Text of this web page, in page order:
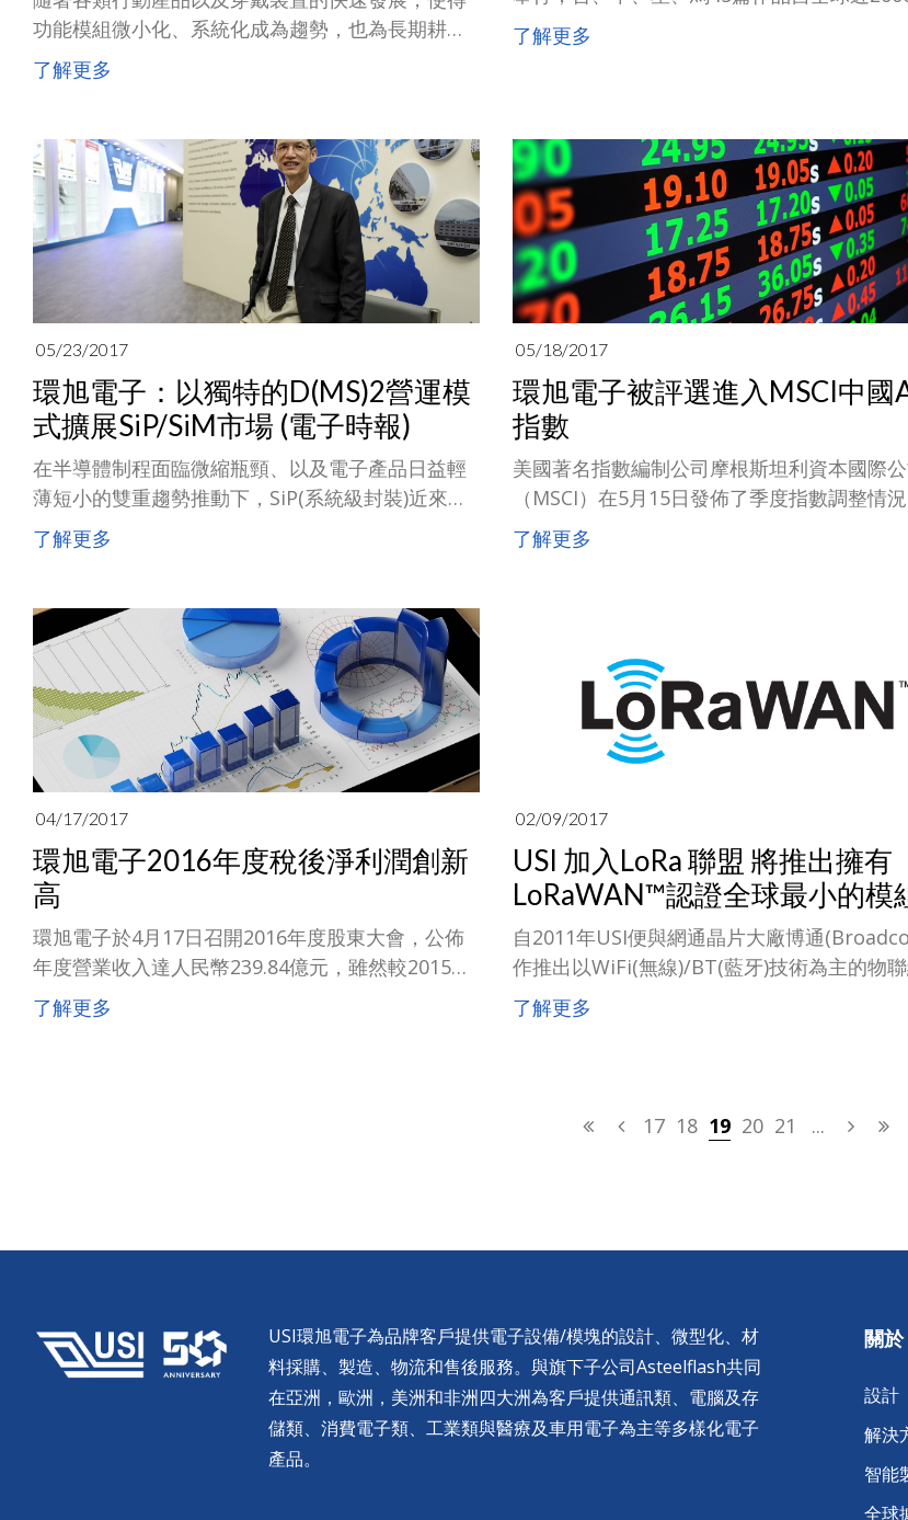
功能模組微小化、系統化成為趨勢，也為長期耕耘
SiP/SiM市場的環旭電子(USI)帶來全新的成長契
機。特別是，藉由與日月光集團資源的整合，已使
能力為其競逐新一代行動智能終端裝置市場的利
器。同時，環旭亦將專注於開發完整的解決方案，
整合軟硬體能力，以此差異化優勢創造更高的附加
價值。
了解更多
品脫穎而出。全球電子設計製造大廠USI環旭
台子公司環鴻科技，自2007年贊助明道中學主
了解更多
05/23/2017
環旭電子：以獨特的D(MS)2營運模
式擴展SiP/SiM市場 (電子時報)
在半導體制程面臨微縮瓶頸、以及電子產品日益輕
薄短小的雙重趨勢推動下，SiP(系統級封裝)近來成
為產業發展的重要焦點。日月光集團旗下的環旭電
子(USI)，其前身為環隆電氣公司，透過結合集團資
現了亮眼的營運表現，在去年全年及今年第一季都
創下淨利大幅成長的佳績。
了解更多
05/18/2017
環旭電子被評選進入MSCI中國
指數
美國著名指數編制公司摩根斯坦利資本國際
（MSCI）在5月15日發佈了季度指數調整情
MSCI中國A股指數中，增加了包括環旭電子（
601231）在內的39家A股上市公司，同時剔除
了解更多
04/17/2017
環旭電子2016年度稅後淨利潤創新
高
環旭電子於4月17日召開2016年度股東大會，公佈
年度營業收入達人民幣239.84億元，雖然較2015年
減少12.02%。
了解更多
02/09/2017
USI 加入LoRa 聯盟 將推出擁有
LoRaWAN™認證全球最小的模
自2011年USI便與網通晶片大廠博通
作推出以WiFi(無線)/BT(藍牙)技術為主的物聯
組，為了能全面支援物聯網的各種運用，看准
技術能完全符合遠距離，低功耗產品的需求，
了解更多
17 18 19 20 21 ...
USI環旭電子為品牌客戶提供電子設備/模塊的設計、微型化、材
料採購、製造、物流和售後服務。與旗下子公司Asteelflash共同
在亞洲，歐洲，美洲和非洲四大洲為客戶提供通訊類、電腦及存
儲類、消費電子類、工業類與醫療及車用電子為主等多樣化電子
產品。
關
設計
解決
智能
全球